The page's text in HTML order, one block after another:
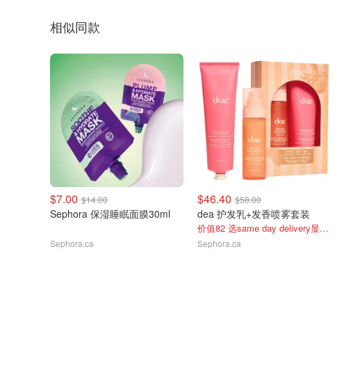
相似同款
$7.00 $14.00
Sephora 保湿睡眠面膜30ml
Sephora.ca
$46.40 $58.00
dea 护发乳+发香喷雾套装
价值82 选same day delivery显示有货
Sephora.ca